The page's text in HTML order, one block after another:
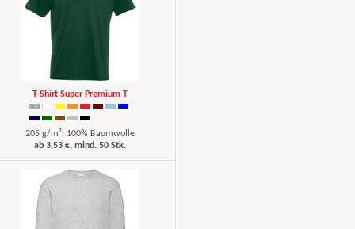
T-Shirt Super Premium T
205 g/m², 100% Baumwolle
ab 3,53 €, mind. 50 Stk.